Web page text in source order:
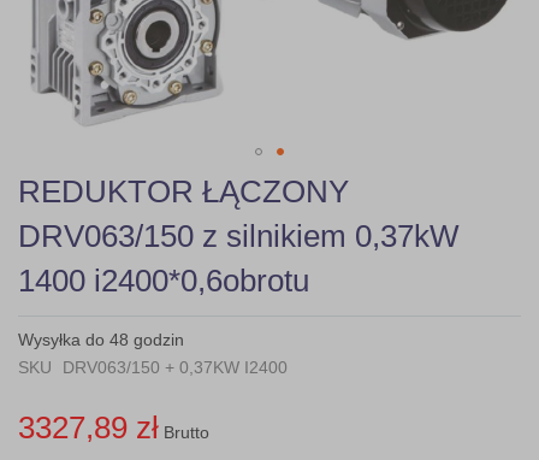
Skip
to
the
beginning
of
the
gallery
REDUKTOR ŁĄCZONY
DRV063/150 z silnikiem 0,37kW
1400 i2400*0,6obrotu
Wysyłka do 48 godzin
SKU
DRV063/150 + 0,37KW I2400
3327,89 zł Brutto